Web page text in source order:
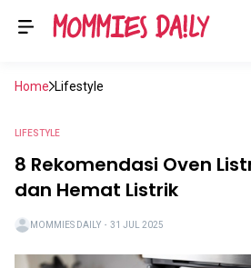
Home Lifestyle
LIFESTYLE
8 Rekomendasi Oven
dan Hemat Listrik
MOMMIES DAILY ・ 31 JUL 2025